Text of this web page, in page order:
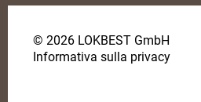
© 2026 LOKBEST GmbH
Informativa sulla privacy